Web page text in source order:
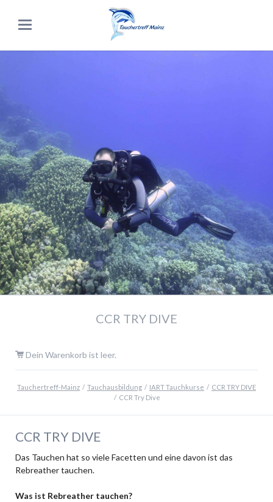
CCR TRY DIVE
Dein Warenkorb ist leer.
Tauchertreff-Mainz Tauchausbildung IART Tauchkurse
CCR TRY DIVE
CCR Try Dive
CCR TRY DIVE
Das Tauchen hat so viele Facetten und eine davon ist das
Rebreather tauchen.
Was ist Rebreather tauchen?